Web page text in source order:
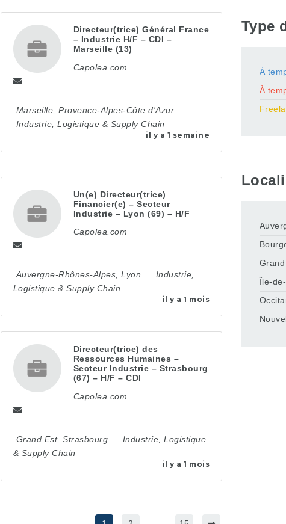
Directeur(trice) Général France
– Industrie H/F – CDI –
Marseille (13)
il y a 1 semaine
Capolea.com
Marseille ,Provence-Alpes-Côte d'Azur.
Industrie, Logistique & Supply Chain
Un(e) Directeur(trice)
Financier(e) – Secteur
Industrie – Lyon (69) – H/F
il y a 1 mois
Capolea.com
Auvergne-Rhônes-Alpes ,Lyon
Industrie,
Logistique & Supply Chain
Directeur(trice) des
Ressources Humaines –
Secteur Industrie – Strasbourg
(67) – H/F – CDI
il y a 1 mois
Capolea.com
Grand Est,Strasbourg
Industrie, Logistique
& Supply Chain
Type
À
À
Île-